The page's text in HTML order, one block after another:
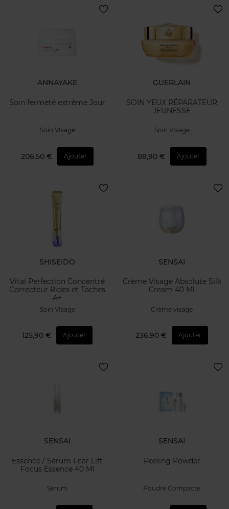
ANNAYAKE
Soin fermeté extrême Jour
Soin VIsage
206,50 € Ajouter
GUERLAIN
SOIN YEUX RÉPARATEUR
JEUNESSE
Soin VIsage
88,90 € Ajouter
SHISEIDO
Vital Perfection Concentré
Correcteur Rides et Taches
A+
Soin VIsage
125,90 € Ajouter
SENSAI
Crème Visage Absolute Silk
Cream 40 Ml
Crème visage
236,90 € Ajouter
SENSAI
Essence / Sérum Fcar Lift
Focus Essence 40 Ml
Sérum
SENSAI
Peeling Powder
Poudre Compacte